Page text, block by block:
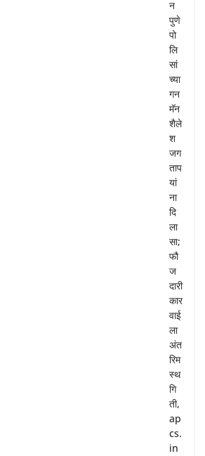
न
पुणे
पो
लि
सां
च्या
गन
मॅन
शैले
श
जग
ताप
यां
ना
दि
ला
सा;
फौ
ज
दारी
कार
वाई
ला
अंत
रिम
स्थ
गि
ती,
ap
cs.
in